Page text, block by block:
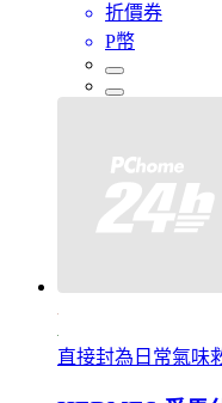
折價券
P幣
直接封為日常氣味